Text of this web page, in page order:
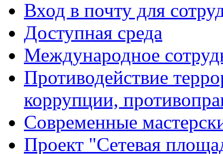
Вход в почту для
Доступная среда
Международное
Противодействие
коррупции,
Современные
Проект "Сетевая